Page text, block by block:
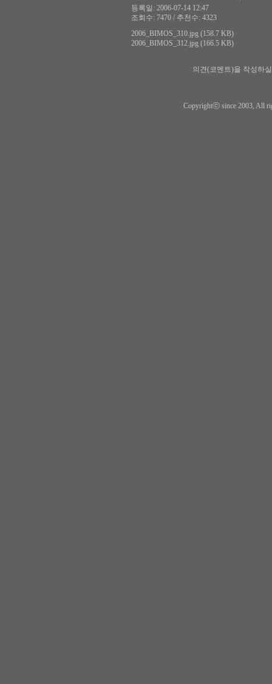
등록일: 2006-07-14 12:47
조회수: 7470 / 추천수: 4323
2006_BIMOS_310.jpg (158.7 KB)
2006_BIMOS_312.jpg (166.5 KB)
의견(코멘트)을 작성하
Copyrightⓒ since 2003, All